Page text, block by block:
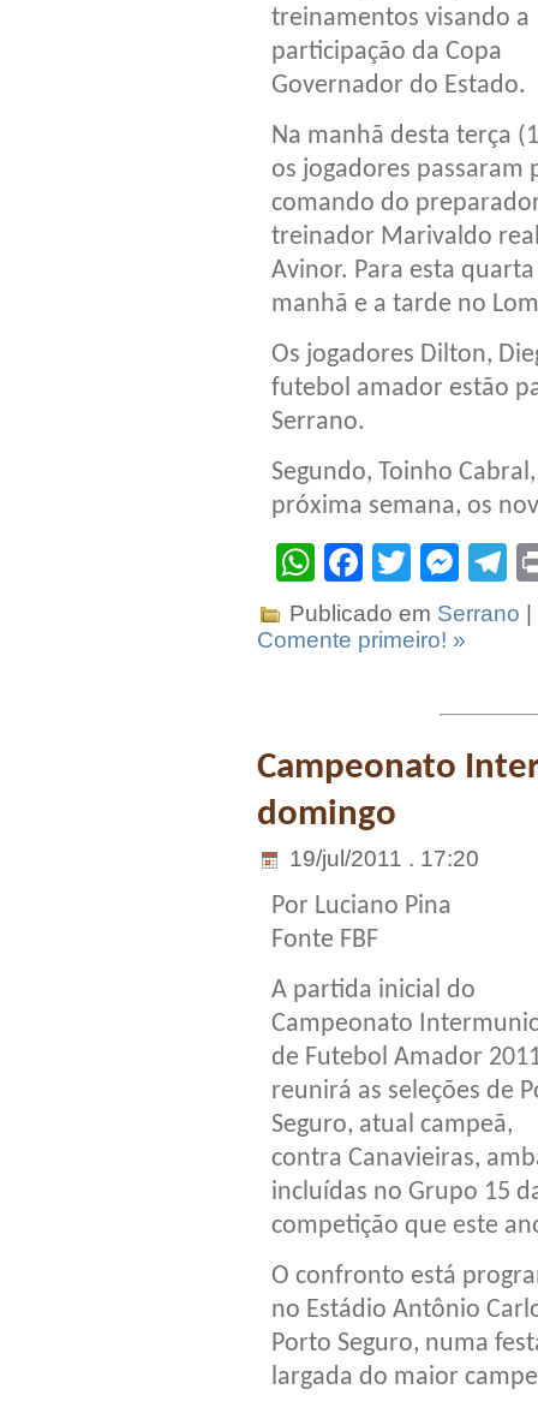
treinamentos visando a
participação da Copa
Governador do Estado.
Na manhã desta terça
os jogadores passaram
comando do
treinador Marivaldo
Avinor. Para esta
manhã e a tarde no
Os jogadores Dilton,
futebol amador estão
Serrano.
Segundo, Toinho
próxima semana, os
WhatsApp
Facebook
Twitter
Publicado em Serrano |
Comente primeiro! »
Campeonato
domingo
19/jul/2011 . 17:20
Por Luciano Pina
Fonte FBF
A partida inicial do
Campeonato
de Futebol Amador
reunirá as seleções de
Seguro, atual campeã,
contra Canavieiras,
incluídas no Grupo 15
competição que este
O confronto está
no Estádio Antônio
Porto Seguro, numa
largada do maior